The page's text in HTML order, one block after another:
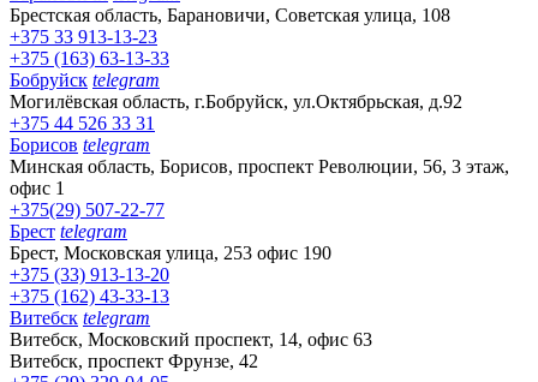
Брестская область, Барановичи, Советская улица, 108
+375 33 913-13-23
+375 (163) 63-13-33
Бобруйск telegram
Могилёвская область, г.Бобруйск, ул.Октябрьская, д.92
+375 44 526 33 31
Борисов telegram
Минская область, Борисов, проспект Революции, 56, 3 этаж,
офис 1
+375(29) 507-22-77
Брест telegram
Брест, Московская улица, 253 офис 190
+375 (33) 913-13-20
+375 (162) 43-33-13
Витебск telegram
Витебск, Московский проспект, 14, офис 63
Витебск, проспект Фрунзе, 42